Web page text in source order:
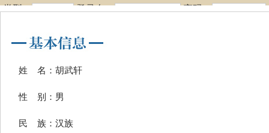
姓 名：胡武轩
性 别：男
民 族：汉族